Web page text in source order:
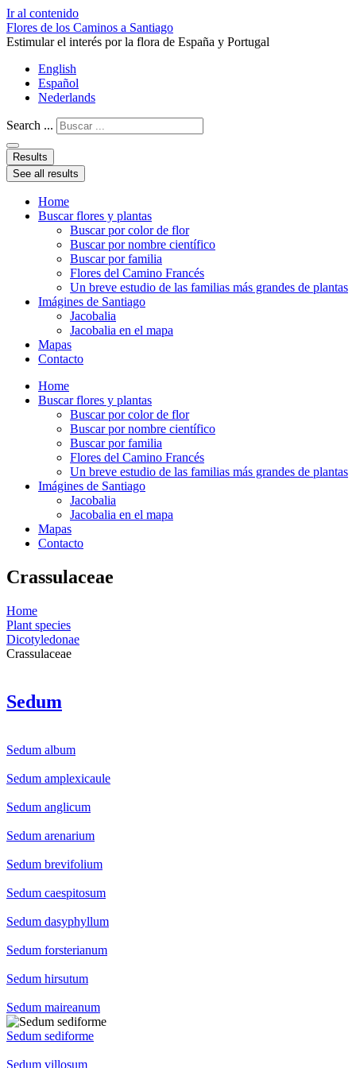
Ir al contenido
Flores de los Caminos a Santiago
Estimular el interés por la flora de España y Portugal
English
Español
Nederlands
Search ...
Results
See all results
Home
Buscar flores y plantas
Buscar por color de flor
Buscar por nombre científico
Buscar por familia
Flores del Camino Francés
Un breve estudio de las familias más grandes de plantas
Imágines de Santiago
Jacobalia
Jacobalia en el mapa
Mapas
Contacto
Home
Buscar flores y plantas
Buscar por color de flor
Buscar por nombre científico
Buscar por familia
Flores del Camino Francés
Un breve estudio de las familias más grandes de plantas
Imágines de Santiago
Jacobalia
Jacobalia en el mapa
Mapas
Contacto
Crassulaceae
Home
Plant species
Dicotyledonae
Crassulaceae
Sedum
Sedum album
Sedum amplexicaule
Sedum anglicum
Sedum arenarium
Sedum brevifolium
Sedum caespitosum
Sedum dasyphyllum
Sedum forsterianum
Sedum hirsutum
Sedum maireanum
Sedum sediforme
Sedum villosum